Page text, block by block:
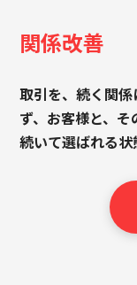
関係改善
取引を、続く関
ず、お客様と、そ
続いて選ばれる状